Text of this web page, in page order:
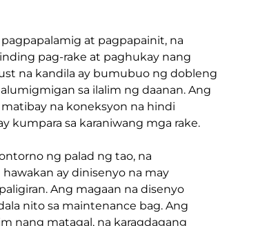
at pagpapainit, na
pag-rake at paghukay nang
na kandila ay bumubuo ng dobleng
sa ilalim ng daanan. Ang
na koneksyon na hindi
kumpara sa karaniwang mga rake.
ng palad ng tao, na
ay dinisenyo na may
Ang magaan na disenyo
nito sa maintenance bag. Ang
nang matagal, na karagdagang